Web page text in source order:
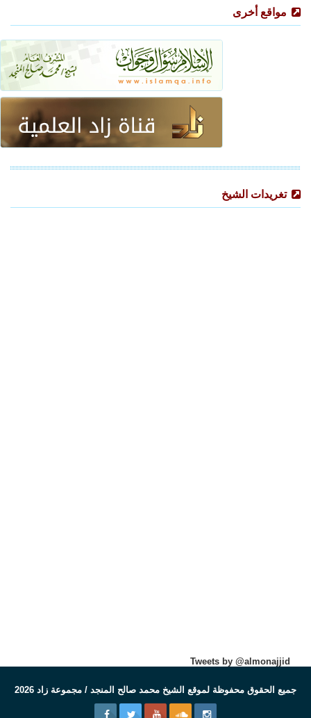
مواقع أخرى
تغريدات الشيخ
Tweets by @almonajjid
جميع الحقوق محفوظة لموقع الشيخ محمد صالح المنجد / مجموعة زاد 2026